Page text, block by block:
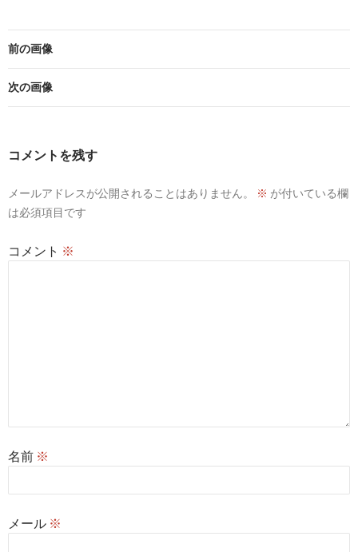
前の画像
次の画像
コメントを残す
メールアドレスが公開されることはありません。 ※ が付いている欄
は必須項目です
コメント ※
名前 ※
メール ※